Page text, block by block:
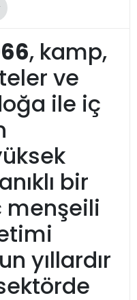
, kamp,
ve
ile iç
bir
menşeili
yıllardır